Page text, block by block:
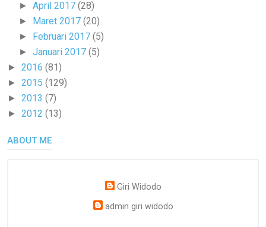
►April 2017(28)
► Maret 2017(20)
► Februari 2017(5)
►Januari 2017(5)
► 2016 (81)
► 2015 (129)
► 2013 (7)
► 2012 (13)
ABOUT ME
Giri Widodo
admin giri widodo